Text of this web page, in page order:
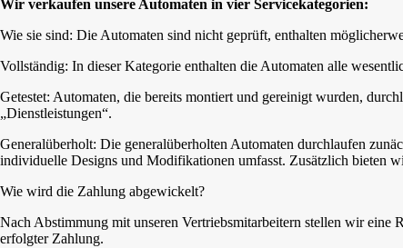
Wir verkaufen unsere Automaten in vier Servicekategorien:
Wie sie sind: Die Automaten sind nicht geprüft, enthalten
Vollständig: In dieser Kategorie enthalten die Automaten alle
Getestet: Automaten, die bereits montiert und gereinigt wurden,
„Dienstleistungen“.
Generalüberholt: Die generalüberholten Automaten durchlaufen
individuelle Designs und Modifikationen umfasst. Zusätzlich bieten
Wie wird die Zahlung abgewickelt?
Nach Abstimmung mit unseren Vertriebsmitarbeitern stellen wir eine
erfolgter Zahlung.